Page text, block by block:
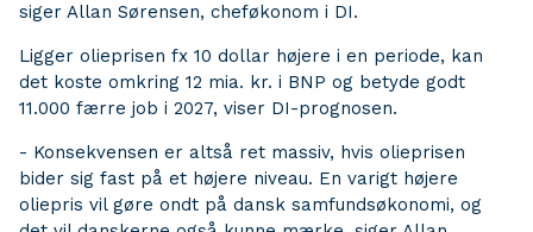
siger Allan Sørensen, cheføkonom i DI.
Ligger olieprisen fx 10 dollar højere i en periode, kan
det koste omkring 12 mia. kr. i BNP og betyde godt
11.000 færre job i 2027, viser DI-prognosen.
- Konsekvensen er altså ret massiv, hvis olieprisen
bider sig fast på et højere niveau. En varigt højere
oliepris vil gøre ondt på dansk samfundsøkonomi, og